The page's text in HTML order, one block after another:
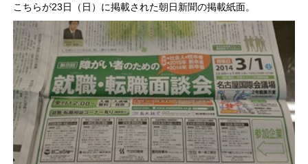
こちらが23日（日）に掲載された朝日新聞の掲載紙面。